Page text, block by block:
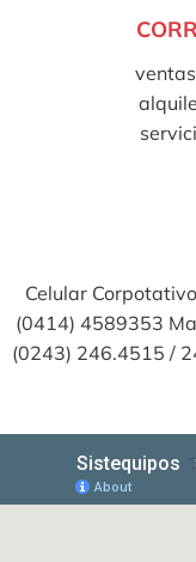
Celular
(0414) 4589353
(0243) 246.4515 /